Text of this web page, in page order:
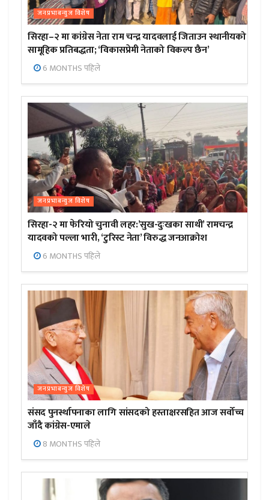
जनप्रभाबन्युज विशेष
सिरहा–२ मा कांग्रेस नेता राम चन्द्र यादवलाई जिताउन स्थानीयको
सामूहिक प्रतिबद्धता; ‘विकासप्रेमी नेताको विकल्प छैन’
6 MONTHS पहिले
जनप्रभाबन्युज विशेष
सिरहा-२ मा फेरियो चुनावी लहर:’सुख-दुःखका साथी’ रामचन्द्र
यादवको पल्ला भारी, ‘टुरिस्ट नेता’ विरुद्ध जनआक्रोश
6 MONTHS पहिले
जनप्रभाबन्युज विशेष
संसद पुनर्स्थापनाका लागि सांसदको हस्ताक्षरसहित आज सर्वोच्च
जाँदै कांग्रेस-एमाले
8 MONTHS पहिले